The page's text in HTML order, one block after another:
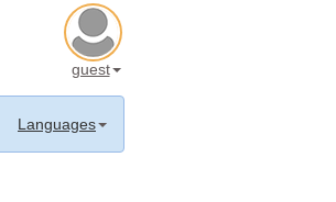
guest
Languages